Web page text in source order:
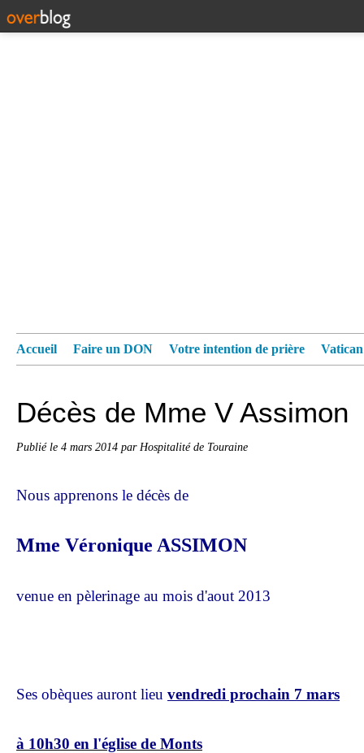
Accueil Faire un DON Votre intention de prière
Décès de Mme V Assimon
Publié le 4 mars 2014 par Hospitalité de Touraine
Nous apprenons le décès de
Mme Véronique ASSIMON
venue en pèlerinage au mois d'aout 2013
Ses obèques auront lieu vendredi prochain 7 mars
à 10h30 en l'église de Monts